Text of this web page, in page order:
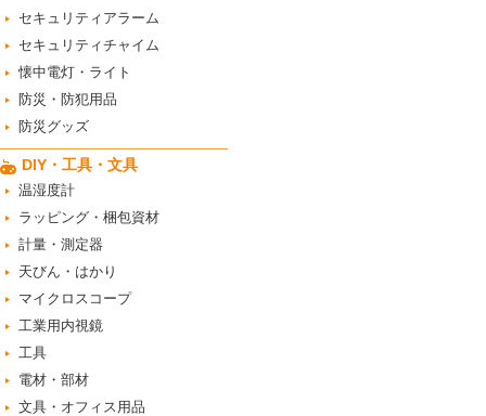
セキュリティアラーム
セキュリティチャイム
懐中電灯・ライト
防災・防犯用品
防災グッズ
DIY・工具・文具
温湿度計
ラッピング・梱包資材
計量・測定器
天びん・はかり
マイクロスコープ
工業用内視鏡
工具
電材・部材
文具・オフィス用品